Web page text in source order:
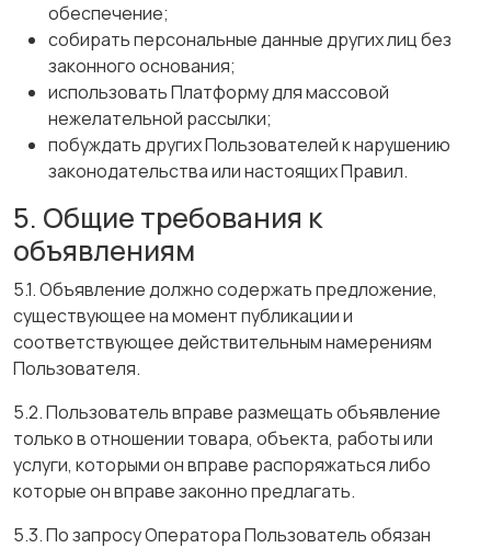
обеспечение;
собирать персональные данные других лиц без
законного основания;
использовать Платформу для массовой
нежелательной рассылки;
побуждать других Пользователей к нарушению
законодательства или настоящих Правил.
5. Общие требования к
объявлениям
5.1. Объявление должно содержать предложение,
существующее на момент публикации и
соответствующее действительным намерениям
Пользователя.
5.2. Пользователь вправе размещать объявление
только в отношении товара, объекта, работы или
услуги, которыми он вправе распоряжаться либо
которые он вправе законно предлагать.
5.3. По запросу Оператора Пользователь обязан